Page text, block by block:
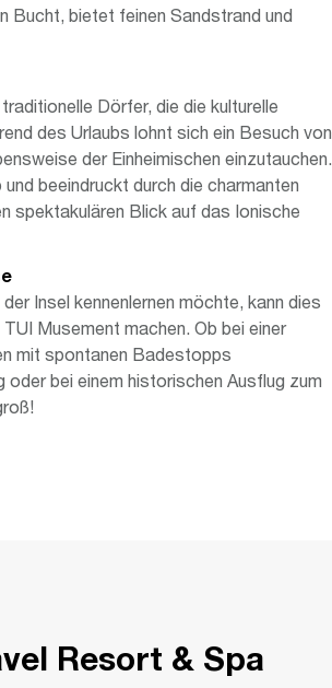
Bucht, bietet feinen Sandstrand und
Dörfer, die die kulturelle
des Urlaubs lohnt sich ein Besuch von
der Einheimischen einzutauchen.
beeindruckt durch die charmanten
spektakulären Blick auf das Ionische
Insel kennenlernen möchte, kann dies
Musement machen. Ob bei einer
mit spontanen Badestopps
bei einem historischen Ausflug zum
Resort & Spa